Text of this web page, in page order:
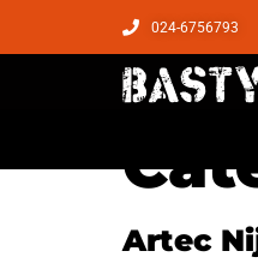
024-6756793
Artec